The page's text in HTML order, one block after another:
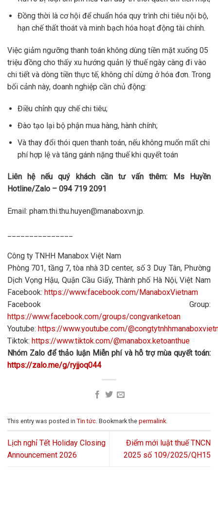
Đồng thời là cơ hội để chuẩn hóa quy trình chi tiêu nội bộ,
hạn chế thất thoát và minh bạch hóa hoạt động tài chính.
Việc giảm ngưỡng thanh toán không dùng tiền mặt xuống 05
triệu đồng cho thấy xu hướng quản lý thuế ngày càng đi vào
chi tiết và dòng tiền thực tế, không chỉ dừng ở hóa đơn. Trong
bối cảnh này, doanh nghiệp cần chủ động:
Điều chỉnh quy chế chi tiêu;
Đào tạo lại bộ phận mua hàng, hành chính;
Và thay đổi thói quen thanh toán, nếu không muốn mất chi
phí hợp lệ và tăng gánh nặng thuế khi quyết toán
Liên hệ nếu quý khách cần tư vấn thêm: Ms Huyền
Hotline/Zalo – 094 719 2091
Email: pham.thi.thu.huyen@manaboxvn.jp.
Công ty TNHH Manabox Việt Nam
Phòng 701, tầng 7, tòa nhà 3D center, số 3 Duy Tân, Phường
Dịch Vọng Hậu, Quận Cầu Giấy, Thành phố Hà Nội, Việt Nam
Facebook: https://www.facebook.com/ManaboxVietnam
Facebook Group:
https://www.facebook.com/groups/congvanketoan
Youtube: https://www.youtube.com/
Tiktok: https://www.tiktok.com/@manabox.ketoanthue
Nhóm Zalo để thảo luận Miễn phí và hỗ trợ mùa quyết toán:
https://zalo.me/g/ryjjoq044
This entry was posted in Tin tức. Bookmark the permalink.
Lịch nghỉ Tết Holiday Closing
Announcement 2026
Điểm mới luật thuế TNCN
2025 số 109/2025/QH15